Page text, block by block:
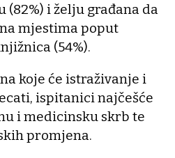
i želju građana da
mjestima poput
(54%).
koje će istraživanje i
ispitanici najčešće
i medicinsku skrb te
promjena.